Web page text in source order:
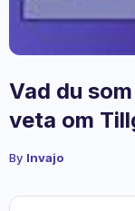
Vad du
veta om
By Invajo